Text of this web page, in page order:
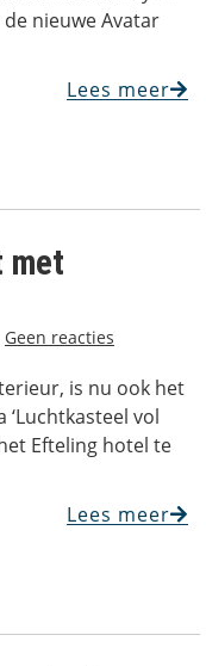
nieuwe Avatar
Lees meer
met
Geen reacties
is nu ook het
vol
Efteling hotel te
Lees meer